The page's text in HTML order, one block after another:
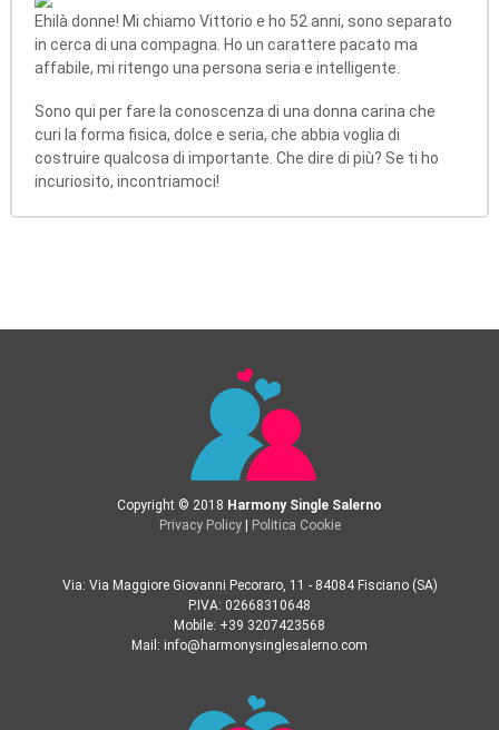
Ehilà donne! Mi chiamo Vittorio e ho 52 anni, sono separato
in cerca di una compagna. Ho un carattere pacato ma
affabile, mi ritengo una persona seria e intelligente.
Sono qui per fare la conoscenza di una donna carina che
curi la forma fisica, dolce e seria, che abbia voglia di
costruire qualcosa di importante. Che dire di più? Se ti ho
incuriosito, incontriamoci!
Copyright © 2018 Harmony Single Salerno
Privacy Policy| Politica Cookie
Via: Via Maggiore Giovanni Pecoraro, 11 - 84084 Fisciano (SA)
P.IVA: 02668310648
Mobile: +39 3207423568
Mail: info@harmonysinglesalerno.com